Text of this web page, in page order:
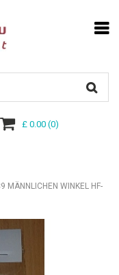
£ 0.00(0)
MÄNNLICHEN WINKEL HF-